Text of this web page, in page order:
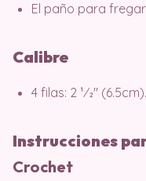
El paño para fregar
Calibre
4 filas: 2 1⁄2″ (6.5cm).
Instrucciones
Crochet